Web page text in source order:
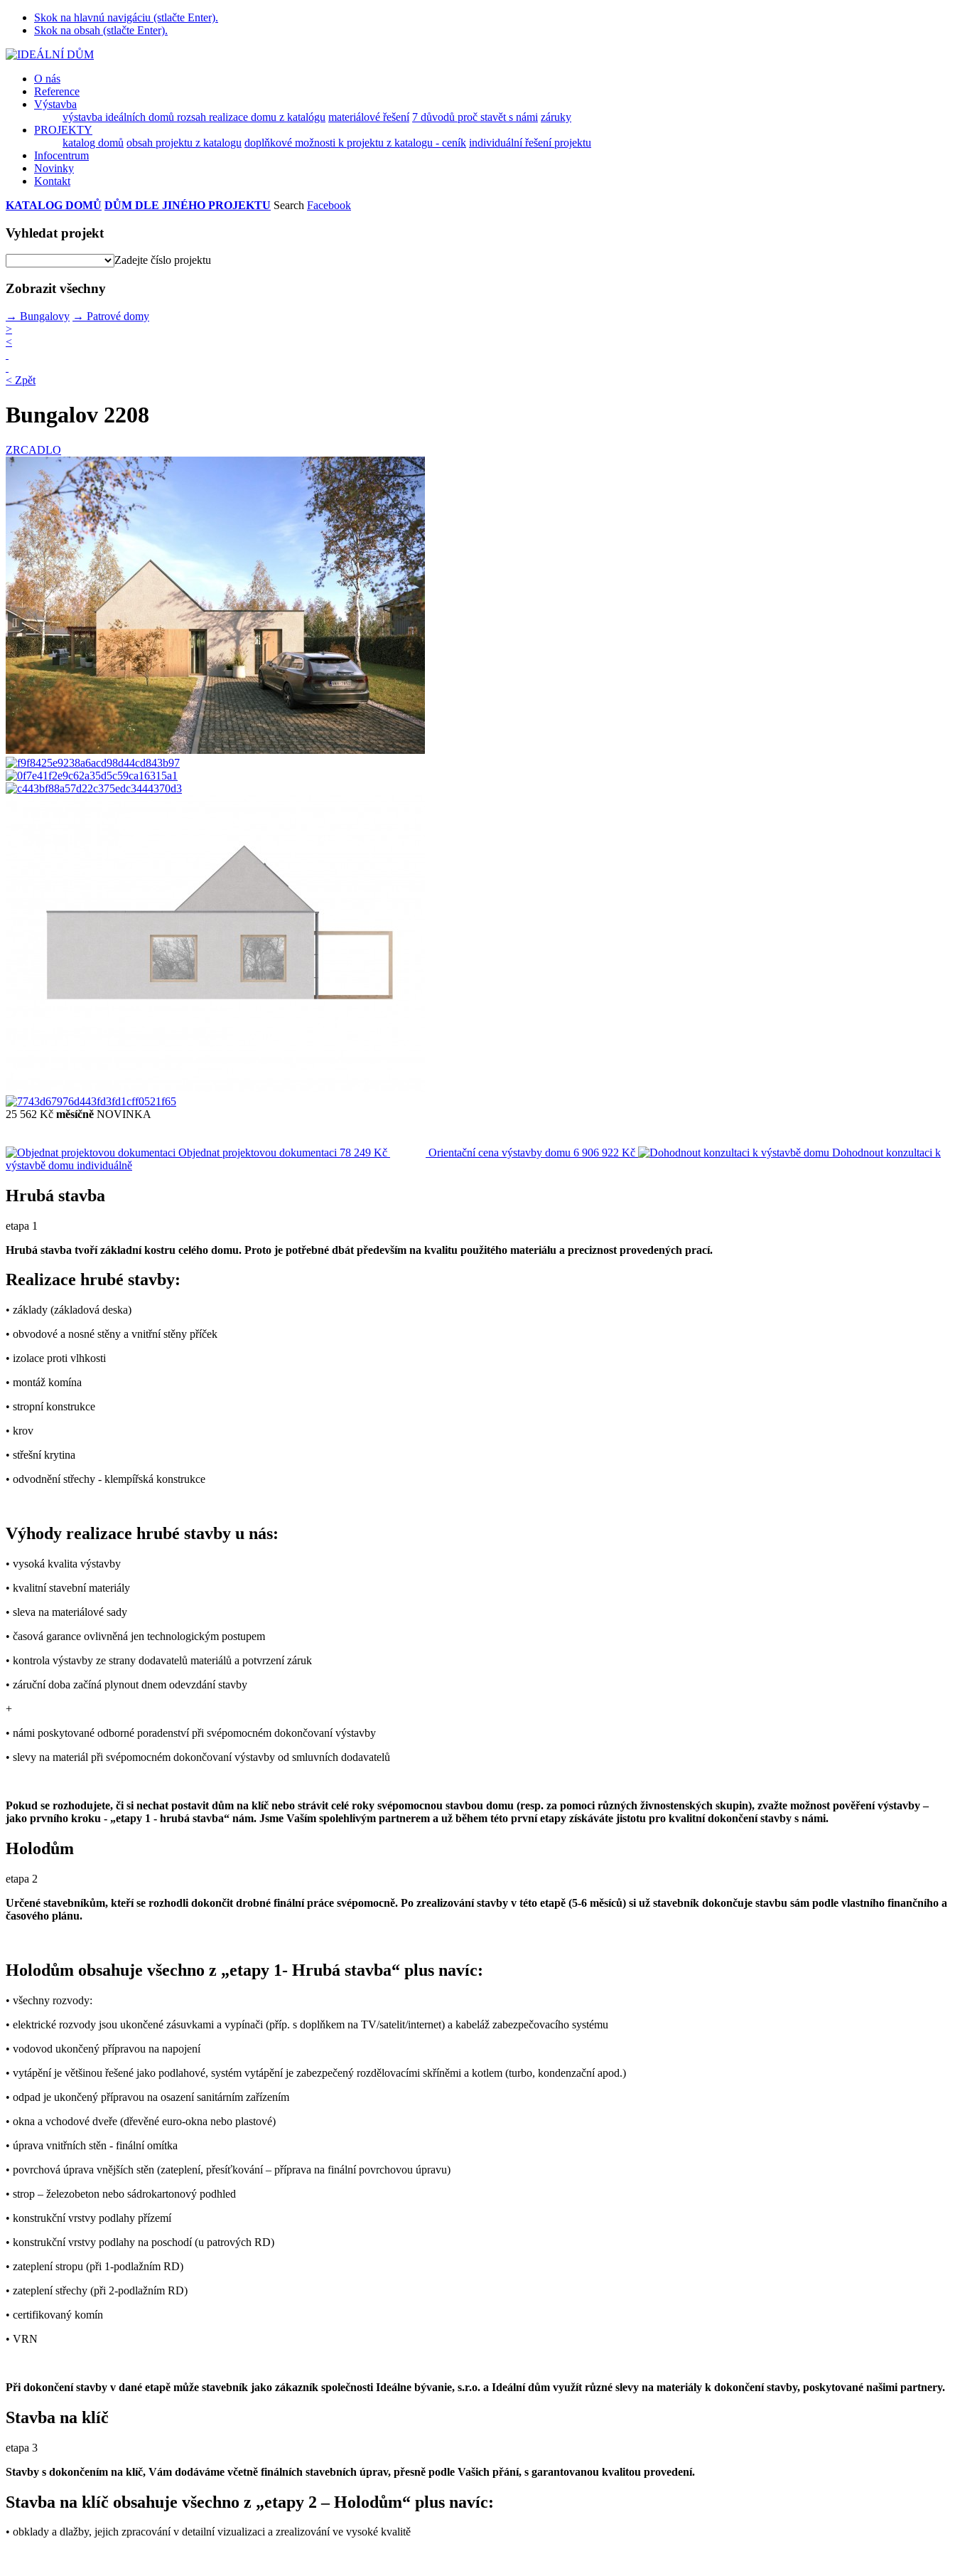
Skok na hlavnú navigáciu (stlačte Enter).
Skok na obsah (stlačte Enter).
O nás
Reference
Výstavba
výstavba ideálních domů rozsah realizace domu z katalógu materiálové řešení 7 důvodů proč stavět s námi záruky
PROJEKTY
katalog domů obsah projektu z katalogu doplňkové možnosti k projektu z katalogu - ceník individuální řešení projektu
Infocentrum
Novinky
Kontakt
KATALOG DOMŮ DŮM DLE JINÉHO PROJEKTU Search Facebook
Vyhledat projekt
Zadejte číslo projektu
Zobrazit všechny
→ Bungalovy → Patrové domy
>
<
< Zpět
Bungalov 2208
ZRCADLO
25 562 Kč měsíčně NOVINKA
Objednat projektovou dokumentaci 78 249 Kč Orientační cena výstavby domu 6 906 922 Kč
Dohodnout konzultaci k
výstavbě domu individuálně
Hrubá stavba
etapa 1
Hrubá stavba tvoří základní kostru celého domu. Proto je potřebné dbát především na kvalitu použitého materiálu a preciznost provedených prací.
Realizace hrubé stavby:
• základy (základová deska)
• obvodové a nosné stěny a vnitřní stěny příček
• izolace proti vlhkosti
• montáž komína
• stropní konstrukce
• krov
• střešní krytina
• odvodnění střechy - klempířská konstrukce
Výhody realizace hrubé stavby u nás:
• vysoká kvalita výstavby
• kvalitní stavební materiály
• sleva na materiálové sady
• časová garance ovlivněná jen technologickým postupem
• kontrola výstavby ze strany dodavatelů materiálů a potvrzení záruk
• záruční doba začíná plynout dnem odevzdání stavby
+
• námi poskytované odborné poradenství při svépomocném dokončovaní výstavby
• slevy na materiál při svépomocném dokončovaní výstavby od smluvních dodavatelů
Pokud se rozhodujete, či si nechat postavit dům na klíč nebo strávit celé roky svépomocnou stavbou domu (resp. za pomoci různých živnostenských skupin), zvažte možnost pověření výstavby –
jako prvního kroku - „etapy 1 - hrubá stavba“ nám. Jsme Vaším spolehlivým partnerem a už během této první etapy získáváte jistotu pro kvalitní dokončení stavby s námi.
Holodům
etapa 2
Určené stavebníkům, kteří se rozhodli dokončit drobné finální práce svépomocně. Po zrealizování stavby v této etapě (5-6 měsíců) si už stavebník dokončuje stavbu sám podle vlastního finančního a
časového plánu.
Holodům obsahuje všechno z „etapy 1- Hrubá stavba“ plus navíc:
• všechny rozvody:
• elektrické rozvody jsou ukončené zásuvkami a vypínači (příp. s doplňkem na TV/satelit/internet) a kabeláž zabezpečovacího systému
• vodovod ukončený přípravou na napojení
• vytápění je většinou řešené jako podlahové, systém vytápění je zabezpečený rozdělovacími skříněmi a kotlem (turbo, kondenzační apod.)
• odpad je ukončený přípravou na osazení sanitárním zařízením
• okna a vchodové dveře (dřevěné euro-okna nebo plastové)
• úprava vnitřních stěn - finální omítka
• povrchová úprava vnějších stěn (zateplení, přesíťkování – příprava na finální povrchovou úpravu)
• strop – železobeton nebo sádrokartonový podhled
• konstrukční vrstvy podlahy přízemí
• konstrukční vrstvy podlahy na poschodí (u patrových RD)
• zateplení stropu (při 1-podlažním RD)
• zateplení střechy (při 2-podlažním RD)
• certifikovaný komín
• VRN
Při dokončení stavby v dané etapě může stavebník jako zákazník společnosti Ideálne bývanie, s.r.o. a Ideální dům využít různé slevy na materiály k dokončení stavby, poskytované našimi partnery.
Stavba na klíč
etapa 3
Stavby s dokončením na klíč, Vám dodáváme včetně finálních stavebních úprav, přesně podle Vašich přání, s garantovanou kvalitou provedení.
Stavba na klíč obsahuje všechno z „etapy 2 – Holodům“ plus navíc:
• obklady a dlažby, jejich zpracování v detailní vizualizaci a zrealizování ve vysoké kvalitě